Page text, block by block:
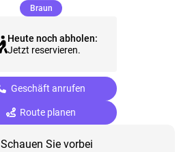
Braun(ausgewählt)
Heute noch abholen:
Jetzt reservieren.
Geschäft anrufen
Route planen
Schauen Sie vorbei